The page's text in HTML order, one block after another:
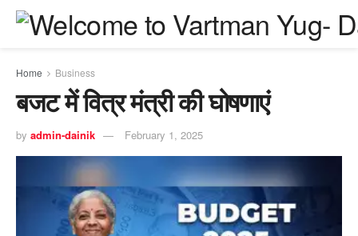
Home Business
बजट में वित्र मंत्री की घोषणाएं
by admin-dainik February 1, 2025